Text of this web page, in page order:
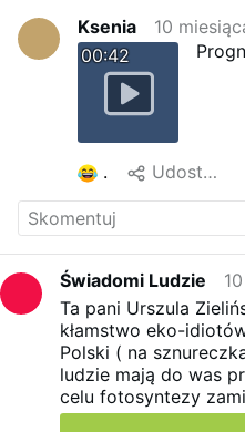
Ksenia
10
00:42
2 Udostępnij
Świadomi Ludzie
Ta pani Urszula
kłamstwo eko-
Polski ( na
ludzie mają do was
celu fotosyntezy
węgla. Walka z CO2